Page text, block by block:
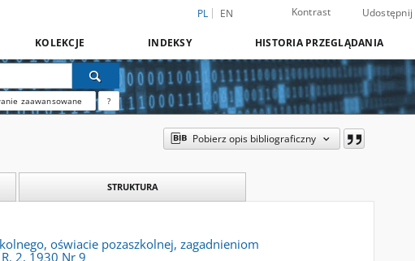
PL EN Kontrast Udostępnij
KOLEKCJE INDEKSY HISTORIA PRZEGLĄDANIA
zaawansowane ?
Pobierz opis bibliograficzny
STRUKTURA
oświacie pozaszkolnej, zagadnieniom
2, 1930 Nr 9